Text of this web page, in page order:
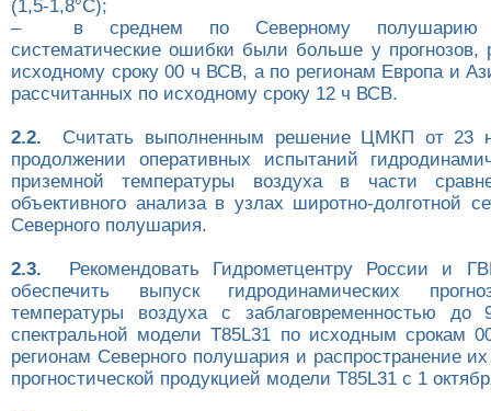
(1,5-1,8°С);
– в среднем по Северному полушарию
систематические ошибки были больше у прогнозов,
исходному сроку 00 ч ВСВ, а по регионам Европа и
рассчитанных по исходному сроку 12 ч ВСВ.
2.2. Считать выполненным решение ЦМКП от 23
продолжении оперативных испытаний
приземной температуры воздуха в части
объективного анализа в узлах широтно-долготной
Северного полушария.
2.3. Рекомендовать Гидрометцентру России и
обеспечить выпуск гидродинамических
температуры воздуха с заблаговременностью
спектральной модели Т85L31 по исходным срокам
регионам Северного полушария и распространение
прогностической продукцией модели Т85L31 с 1